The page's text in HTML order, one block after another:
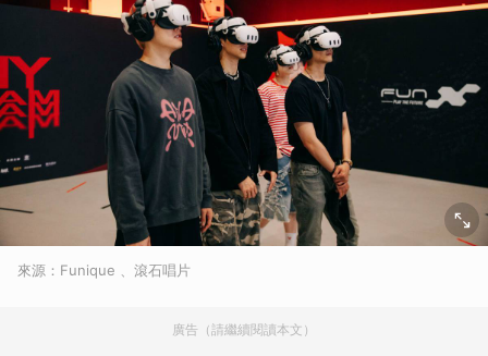
來源：Funique 、滾石唱片
廣告（請繼續閱讀本文）